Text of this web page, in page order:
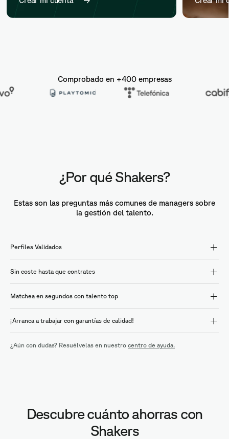
Comprobado en +400 empresas
¿Por qué Shakers?
Estas son las preguntas más comunes de managers sobre
la gestión del talento.
Perfiles Validados
Sin coste hasta que contrates
Matchea en segundos con talento top
¡Arranca a trabajar con garantías de calidad!
¿Aún con dudas? Resuélvelas en nuestro centro de ayuda.
Descubre cuánto ahorras con
Shakers